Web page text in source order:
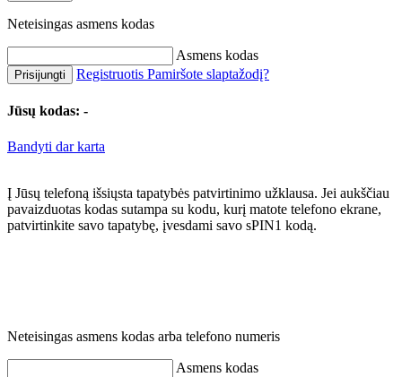
Neteisingas asmens kodas
Asmens kodas
Prisijungti Registruotis Pamiršote slaptažodį?
Jūsų kodas: -
Bandyti dar karta
Į Jūsų telefoną išsiųsta tapatybės patvirtinimo užklausa. Jei aukščiau
pavaizduotas kodas sutampa su kodu, kurį matote telefono ekrane,
patvirtinkite savo tapatybę, įvesdami savo sPIN1 kodą.
Neteisingas asmens kodas arba telefono numeris
Asmens kodas